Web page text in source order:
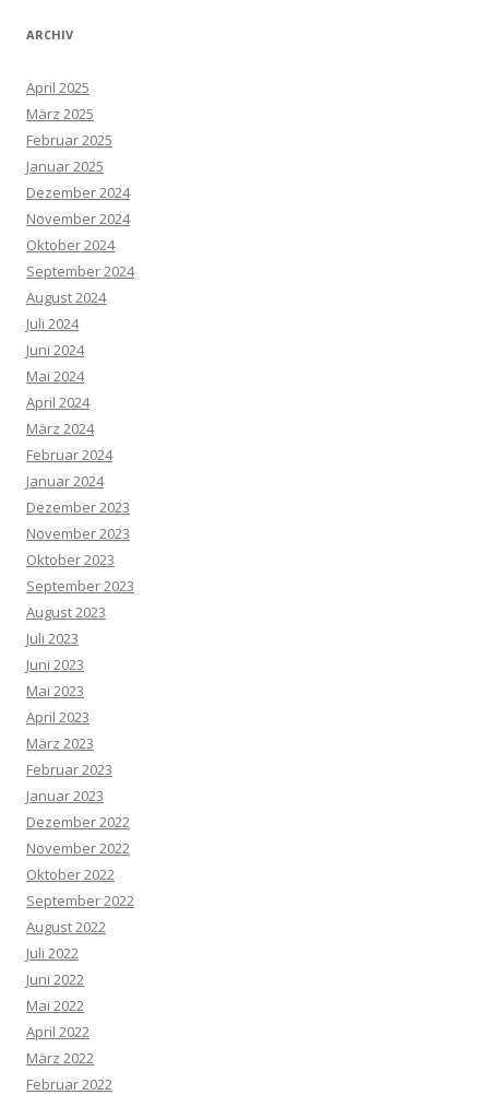
ARCHIV
April 2025
März 2025
Februar 2025
Januar 2025
Dezember 2024
November 2024
Oktober 2024
September 2024
August 2024
Juli 2024
Juni 2024
Mai 2024
April 2024
März 2024
Februar 2024
Januar 2024
Dezember 2023
November 2023
Oktober 2023
September 2023
August 2023
Juli 2023
Juni 2023
Mai 2023
April 2023
März 2023
Februar 2023
Januar 2023
Dezember 2022
November 2022
Oktober 2022
September 2022
August 2022
Juli 2022
Juni 2022
Mai 2022
April 2022
März 2022
Februar 2022